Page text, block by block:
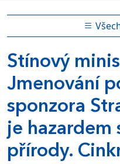
Stínový
Jmenování
sponzora
je hazardem
přírody.